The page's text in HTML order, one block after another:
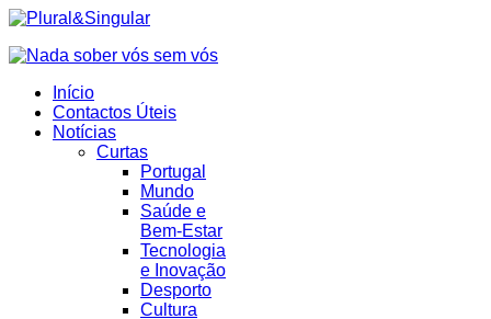
Início
Contactos Úteis
Notícias
Curtas
Portugal
Mundo
Saúde e
Bem-Estar
Tecnologia
e Inovação
Desporto
Cultura